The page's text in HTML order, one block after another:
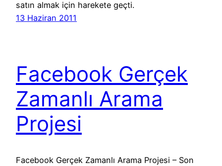
satın almak için harekete geçti.
13 Haziran 2011
Facebook Gerçek
Zamanlı Arama
Projesi
Facebook Gerçek Zamanlı Arama Projesi – Son